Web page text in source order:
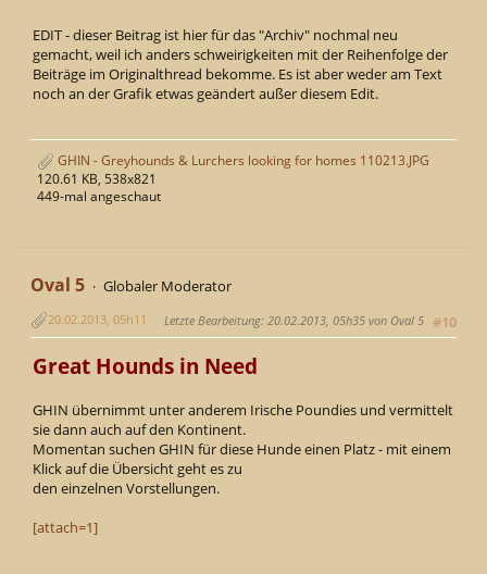
EDIT - dieser Beitrag ist hier für das "Archiv" nochmal neu
gemacht, weil ich anders schweirigkeiten mit der Reihenfolge der
Beiträge im Originalthread bekomme. Es ist aber weder am Text
noch an der Grafik etwas geändert außer diesem Edit.
GHIN - Greyhounds & Lurchers looking for homes 110213.JPG
120.61 KB, 538x821
449-mal angeschaut
Oval 5
Globaler Moderator
#10
20.02.2013, 05h11 Letzte Bearbeitung: 20.02.2013, 05h35 von Oval 5
Great Hounds in Need
GHIN übernimmt unter anderem Irische Poundies und vermittelt
sie dann auch auf den Kontinent.
Momentan suchen GHIN für diese Hunde einen Platz - mit einem
Klick auf die Übersicht geht es zu
den einzelnen Vorstellungen.
[attach=1]